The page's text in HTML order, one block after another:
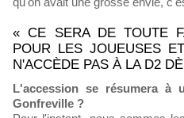
« CE SERA DE TOUTE
POUR LES JOUEUSES
N'ACCÈDE PAS À LA D2
L'accession se résumera à un duel entre Saint-Malo et
Gonfreville ?